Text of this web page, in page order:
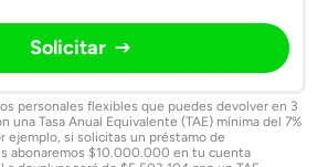
Solicitar
personales flexibles que puedes devolver en 3
una Tasa Anual Equivalente (TAE) mínima del 7%
ejemplo, si solicitas un préstamo de
abonaremos $10.000.000 en tu cuenta